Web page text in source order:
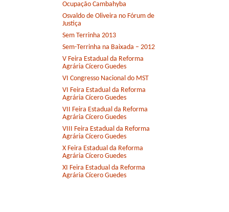
Ocupação Cambahyba
Osvaldo de Oliveira no Fórum de
Justiça
Sem Terrinha 2013
Sem-Terrinha na Baixada – 2012
V Feira Estadual da Reforma
Agrária Cícero Guedes
VI Congresso Nacional do MST
VI Feira Estadual da Reforma
Agrária Cícero Guedes
VII Feira Estadual da Reforma
Agrária Cícero Guedes
VIII Feira Estadual da Reforma
Agrária Cícero Guedes
X Feira Estadual da Reforma
Agrária Cícero Guedes
XI Feira Estadual da Reforma
Agrária Cícero Guedes